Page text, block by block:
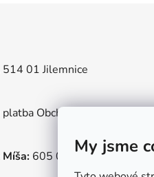
My jsme
01 Jilemnice
platba Obchodní podmínky
Míša: 605 077 705